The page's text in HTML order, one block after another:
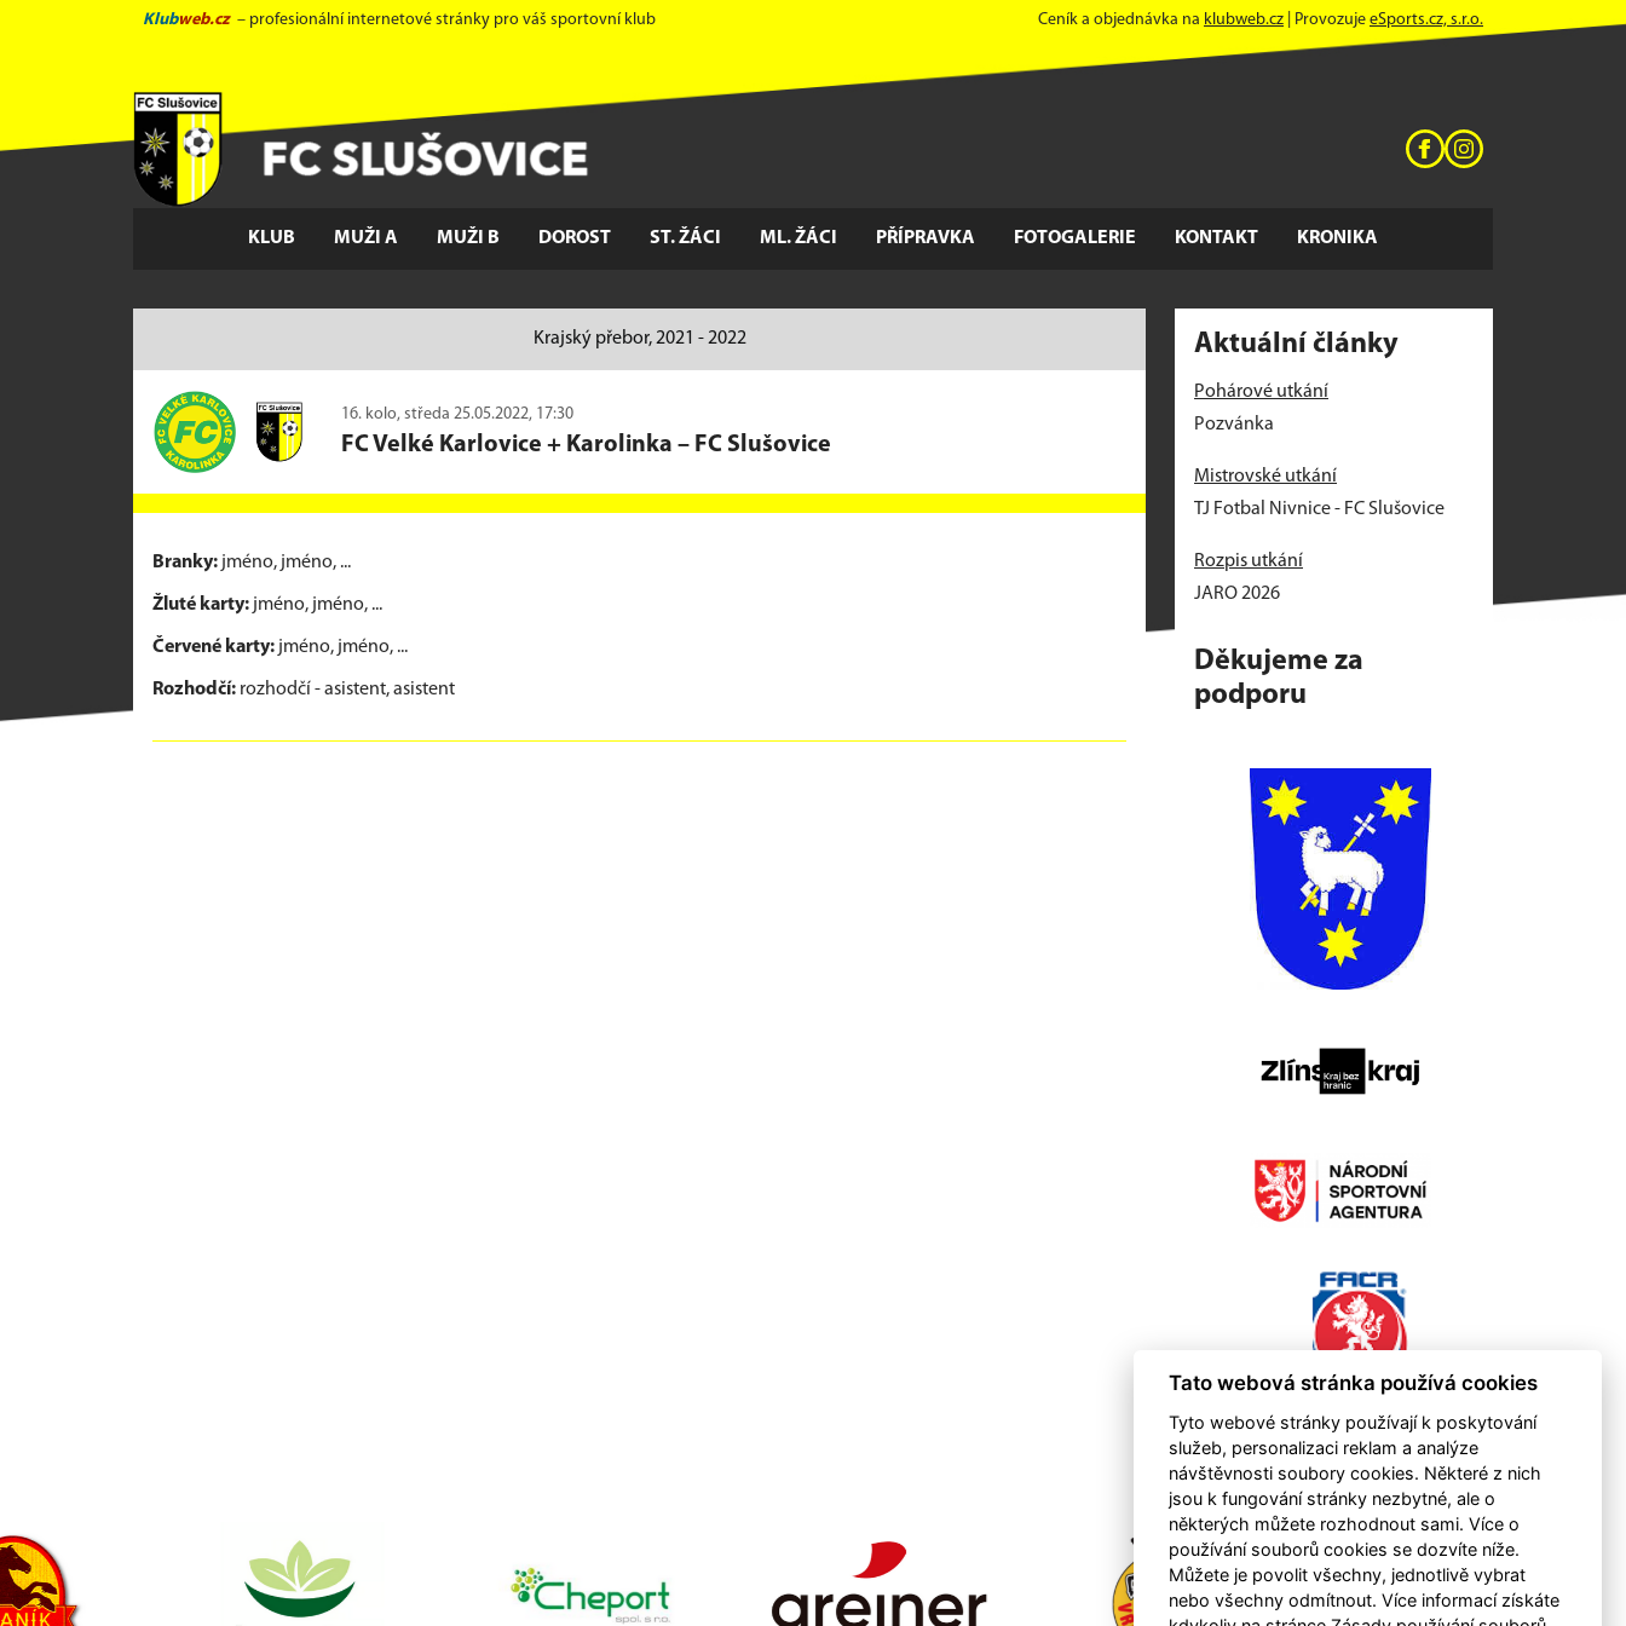
Klubweb.cz – profesionální internetové stránky pro váš sportovní klub Ceník a objednávka na klubweb.cz | Provozuje eSports.cz, s.r.o.
KLUB MUŽI A MUŽI B DOROST ST. ŽÁCI ML. ŽÁCI PŘÍPRAVKA FOTOGALERIE KONTAKT KRONIKA
Krajský přebor, 2021 - 2022
16. kolo, středa 25.05.2022, 17:30
FC Velké Karlovice + Karolinka – FC Slušovice
Branky: jméno, jméno, ...
Žluté karty: jméno, jméno, ...
Červené karty: jméno, jméno, ...
Rozhodčí: rozhodčí - asistent, asistent
Aktuální články
Pohárové utkání
Pozvánka
Mistrovské utkání
TJ Fotbal Nivnice - FC Slušovice
Rozpis utkání
JARO 2026
Děkujeme za
podporu
Tato webová stránka používá cookies
Tyto webové stránky používají k poskytování
služeb, personalizaci reklam a analýze
návštěvnosti soubory cookies. Některé z nich
jsou k fungování stránky nezbytné, ale o
některých můžete rozhodnout sami. Více o
používání souborů cookies se dozvíte níže.
Můžete je povolit všechny, jednotlivě vybrat
nebo všechny odmítnout. Více informací získáte